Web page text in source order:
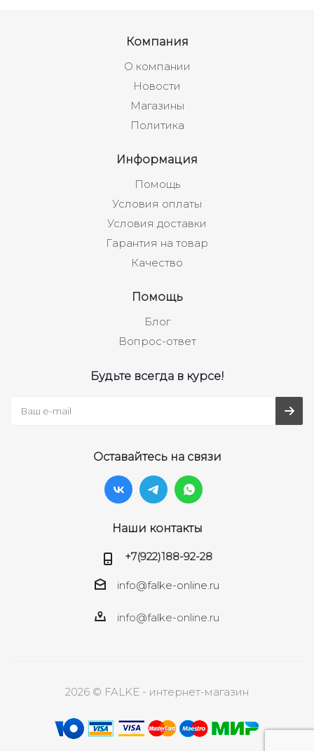
Компания
О компании
Новости
Магазины
Политика
Информация
Помощь
Условия оплаты
Условия доставки
Гарантия на товар
Качество
Помощь
Блог
Вопрос-ответ
Будьте всегда в курсе!
Оставайтесь на связи
Наши контакты
+7(922)188-92-28
info@falke-online.ru
info@falke-online.ru
2026 © FALKE - интернет-магазин